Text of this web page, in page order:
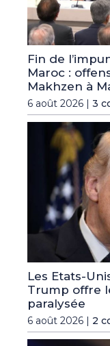
Fin de
Maroc :
Makhzen à
6 août 2026 | 3
Les Etats-
Trump offre
paralysée
6 août 2026 | 2